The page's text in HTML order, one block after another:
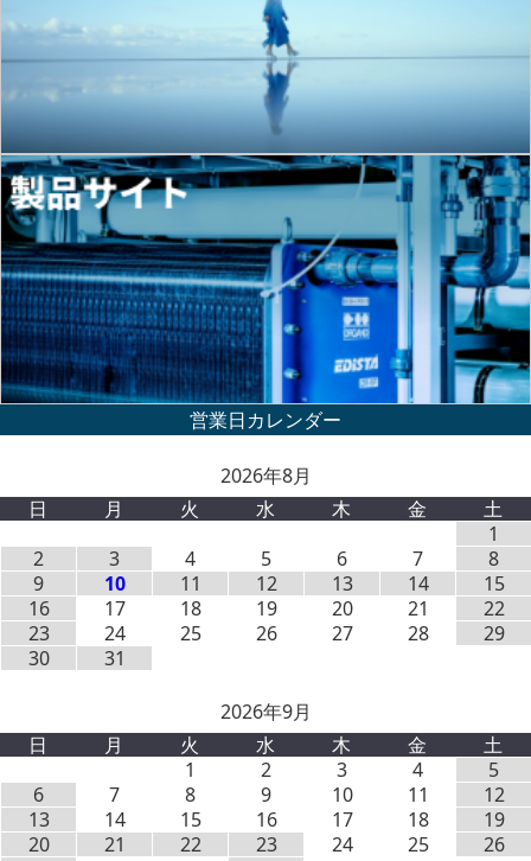
2026年8月
日
月 火 水 木 金
土
1
2
3 4 5 6 7
8
9
10 11 12 13 14
15
16
17 18 19 20 21
22
23
24 25 26 27 28
29
30
31
2026年9月
日
月 火 水 木 金
土
1
2 3 4
5
6
7 8 9 10 11
12
13
14 15 16 17 18
19
20
21 22 23 24 25
26